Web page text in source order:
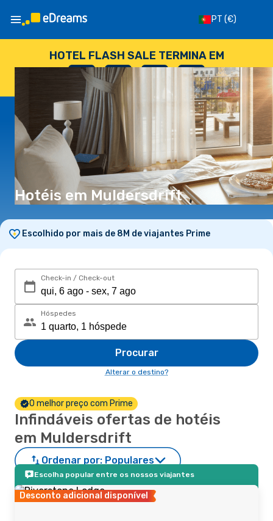
PT (€)
HOTEL FLASH SALE TERMINA EM
--
DIAS
: --
HORAS
: --
SEGUNDOS
Hotéis em Muldersdrift
Escolhido por mais de 8M de viajantes Prime
Check-in / Check-out
Hóspedes
Procurar
Alterar o destino?
O melhor preço com Prime
Infindáveis ofertas de hotéis
em Muldersdrift
Ordenar por: Populares
Escolha popular entre os nossos viajantes
Desconto adicional disponível